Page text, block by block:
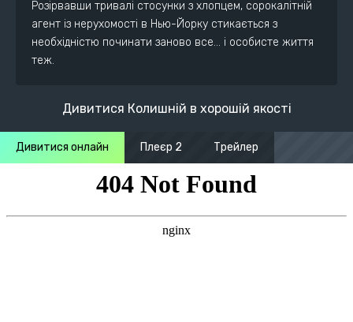
Розірвавши тривалі стосунки з хлопцем, сорокалітній
агент із нерухомості в Нью-Йорку стикається з
необхідністю починати заново все… і особисте життя
теж.
Дивитися Колишній в хорошій якості
Дивитися онлайн Плеєр 2 Трейлер